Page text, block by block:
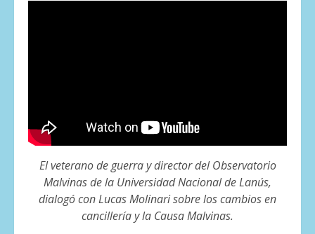
El veterano de guerra y director del Observatorio
Malvinas de la Universidad Nacional de Lanús,
dialogó con Lucas Molinari sobre los cambios en
cancillería y la Causa Malvinas.